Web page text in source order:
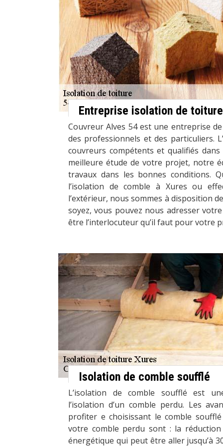
Entreprise isolation de
Couvreur Alves 54 est une entreprise
des professionnels et des particuliers.
couvreurs compétents et qualifiés
meilleure étude de votre projet, notre
travaux dans les bonnes conditions.
l’isolation de comble à Xures ou
l’extérieur, nous sommes à disposition
soyez, vous pouvez nous adresser
être l’interlocuteur qu’il faut pour votre
Isolation de comble soufflé
L’isolation de comble soufflé est
l’isolation d’un comble perdu. Les
profiter e choisissant le comble soufflé
votre comble perdu sont : la
énergétique qui peut être aller jusqu’à